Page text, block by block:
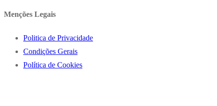
Menções Legais
Politica de Privacidade
Condições Gerais
Política de Cookies